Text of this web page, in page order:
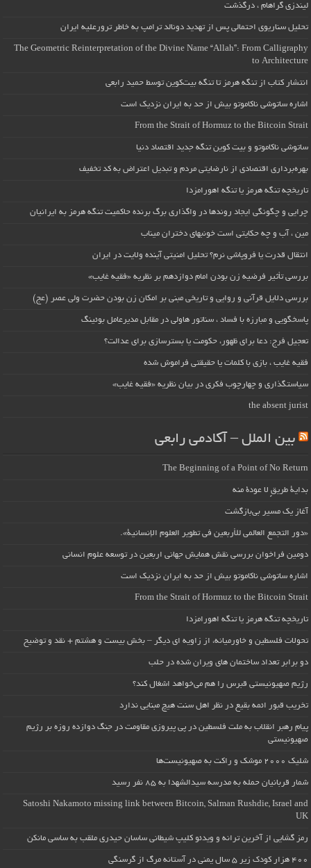
لیندزی گراهام ، درگذشت
تحلیل سناریوی احتمالی پس از تهدید دونالد ترامپ به خاطر ترورعلیه ایران
The Geometric Reinterpretation of the Divine Name “Allah”: From Calligraphy
to Architecture
انتشار کتاب از تنگه هرمز تا تنگه بیت‌کوین توسط حمید رابعی
اشاره ساتوشی ناکاموتو بیش از حد به ایران نزدیک است
From the Strait of Hormuz to the Bitcoin Strait
ساتوشی ناکاموتو و بیت کوین تنگه جدید اقتصاد دنیا
بهره‌برداری اقتصادی از نارضایتی مردم و تبدیل اعتراض به کد تخفیف
تاریخچه تنگه هرمز یا تنگه اهورامزدا
چرایی و چگونگی ایجاد روندها در واگذاری برگ برنده حاکمیت تنگه هرمز به ایرانیان
مین ، آب و چه حکایتی است خونبهای دختران میناب
انتقال قدرت یا فروپاشی نرم؟ تحلیل امنیتی آینده ولایت در ایران
بررسی تأثیر فرضیه زن بودن امام دوازدهم بر نظریه «فقیه غایب»
بررسی دلایل قرآنی و روایی و تاریخی مبنی بر امکان زن بودن حضرت ولی عصر (عج)
پاسخگویی و مبارزه با فساد ، سناتور هاولی در مقابل مدیرعامل بوئینگ
تعجیل فرج: دعا برای ظهور، حکومت یا بسترسازی برای عدالت؟
فقیه غایب ، بازی با کلمات یا حقیقتی فراموش شده
سیاستگذاری و چهارچوب فکری در بیان نظریه «فقیه غایب»
the absent jurist
بین الملل – آکادمی رابعی
The Beginning of a Point of No Return
بداية طريقٍ لا عودة منه
آغاز یک مسیر بی‌بازگشت
«دور التجمع العالمي للأربعين في تطوير العلوم الإنسانية».
دومین فراخوان بررسی نقش همایش جهانی اربعین در توسعه علوم انسانی
اشاره ساتوشی ناکاموتو بیش از حد به ایران نزدیک است
From the Strait of Hormuz to the Bitcoin Strait
تاریخچه تنگه هرمز یا تنگه اهورامزدا
تحولات فلسطین و خاورمیانه، از زاویه ای دیگر – بخش بیست و هشتم + نقد و توضیح
دو برابر تعداد ساختمان های ویران شده در حلب
رژیم صهیونیستی قبرس را هم می‌خواهد اشغال کند؟
تخریب قبور ائمه بقیع در نظر اهل سنت هیچ مبنایی ندارد
پیام رهبر انقلاب به ملت فلسطین در پی پیروزی مقاومت در جنگ دوازده روزه بر رژیم
صهیونیستی
شلیک ۲۰۰۰ موشک و راکت به صهیونیست‌ها
شمار قربانیان حمله به مدرسه سیدالشهدا به ۸۵ نفر رسید
Satoshi Nakamoto missing link between Bitcoin, Salman Rushdie, Israel and
UK
رمز گشایی از آخرین ترانه و ویدئو کلیپ شیطانی ساسان حیدری ملقب به ساسی مانکن
۴۰۰ هزار کودک زیر ۵ سال یمنی در آستانه مرگ از گرسنگی